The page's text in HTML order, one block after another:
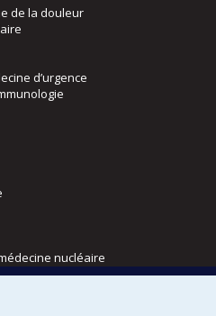
de la douleur
d’urgence
nucléaire